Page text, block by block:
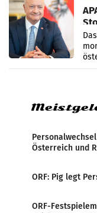
im
Österreich und
ORF: Pig legt
ORF-